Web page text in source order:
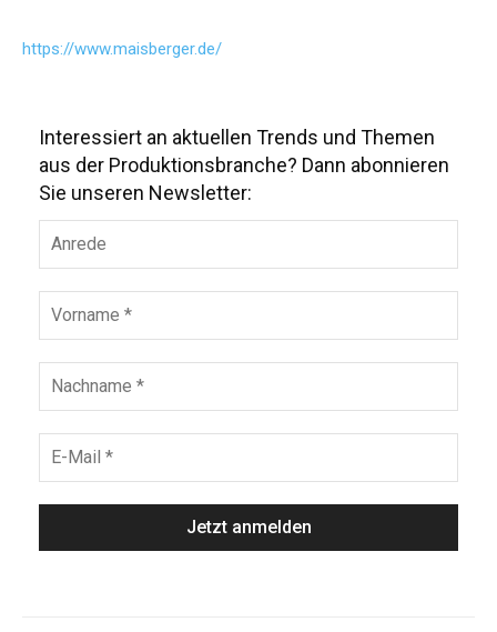
https://www.maisberger.de/
Interessiert an aktuellen Trends und Themen
aus der Produktionsbranche? Dann abonnieren
Sie unseren Newsletter: